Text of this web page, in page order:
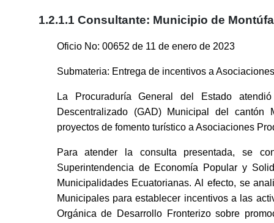
1.2.1.1 Consultante: Municipio de
Oficio No: 00652 de 11 de enero de 2023
Submateria: Entrega de incentivos a
La Procuraduría General del Estado
Descentralizado (GAD) Municipal del
proyectos de fomento turístico a Asociaciones
Para atender la consulta presentada, se
Superintendencia de Economía Popular y
Municipalidades Ecuatorianas. Al efecto, se
Municipales para establecer incentivos a las
Orgánica de Desarrollo Fronterizo sobre